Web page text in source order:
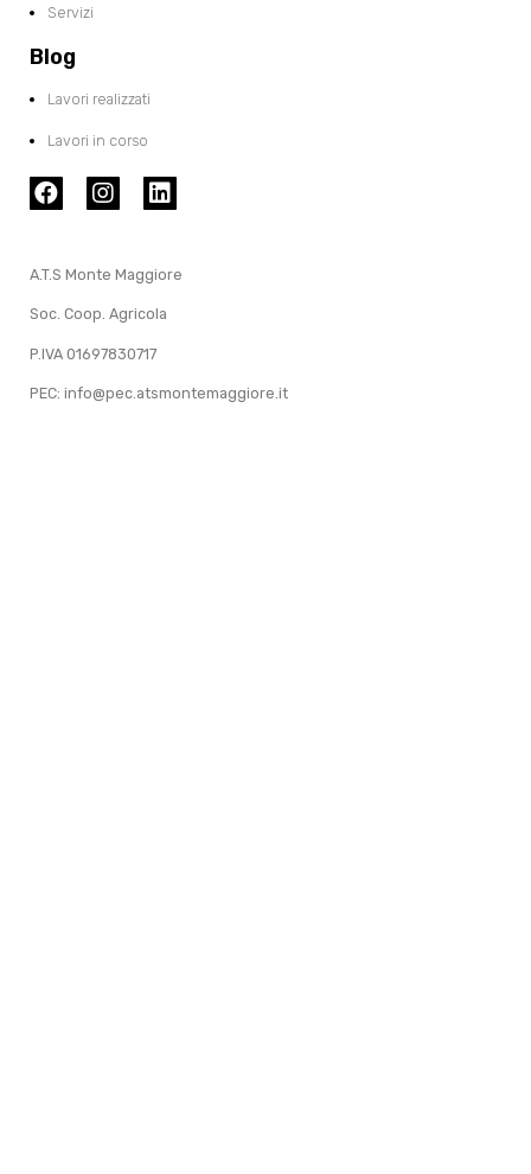
Servizi
Blog
Lavori realizzati
Lavori in corso
A.T.S Monte Maggiore
Soc. Coop. Agricola
P.IVA 01697830717
PEC: info@pec.atsmontemaggiore.it